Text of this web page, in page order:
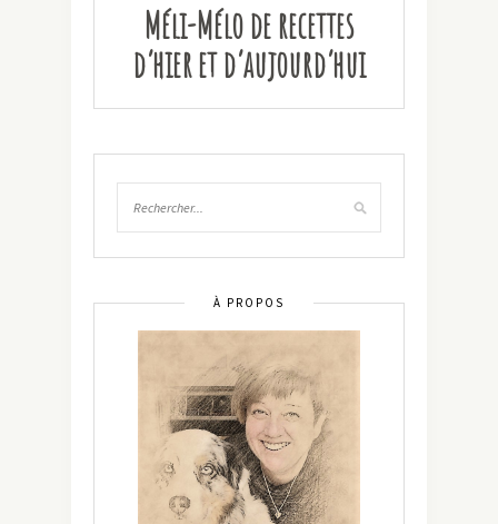
Méli-Mélo de recettes
d’hier et d’aujourd’hui
À PROPOS